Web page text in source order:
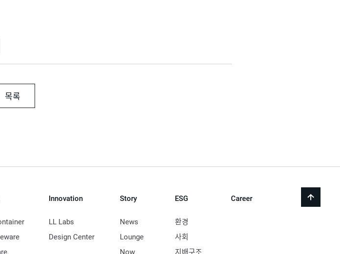
목록
back
Innovation
LL Labs
Design Center
Story
News
Lounge
Now
ESG
환경
사회
지배구조
Career